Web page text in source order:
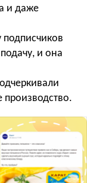
и даже
подписчиков
и она
производство.